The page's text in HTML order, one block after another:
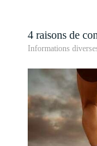
4 raisons de
Informations